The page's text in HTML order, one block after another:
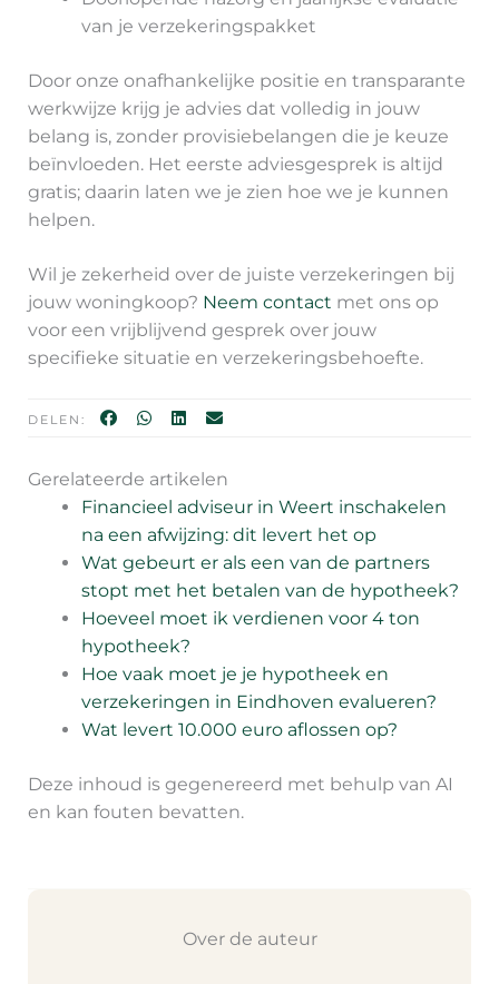
van je verzekeringspakket
Door onze onafhankelijke positie en transparante
werkwijze krijg je advies dat volledig in jouw
belang is, zonder provisiebelangen die je keuze
beïnvloeden. Het eerste adviesgesprek is altijd
gratis; daarin laten we je zien hoe we je kunnen
helpen.
Wil je zekerheid over de juiste verzekeringen bij
jouw woningkoop? Neem contact met ons op
voor een vrijblijvend gesprek over jouw
specifieke situatie en verzekeringsbehoefte.
DELEN:
Gerelateerde artikelen
Financieel adviseur in Weert inschakelen
na een afwijzing: dit levert het op
Wat gebeurt er als een van de partners
stopt met het betalen van de hypotheek?
Hoeveel moet ik verdienen voor 4 ton
hypotheek?
Hoe vaak moet je je hypotheek en
verzekeringen in Eindhoven evalueren?
Wat levert 10.000 euro aflossen op?
Deze inhoud is gegenereerd met behulp van AI
en kan fouten bevatten.
Over de auteur